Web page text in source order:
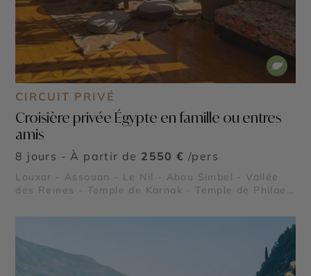
CIRCUIT PRIVÉ
Croisière privée Égypte en famille ou entres
amis
8 jours - À partir de 2550 € /pers
Louxor - Assouan - Le Nil - Abou Simbel - Vallée
des Reines - Temple de Karnak - Temple de Philae -